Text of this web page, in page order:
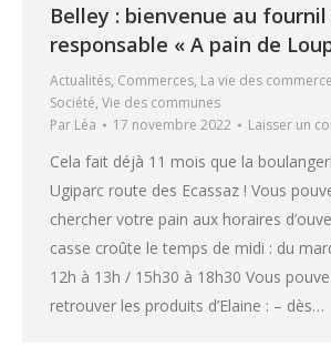
Belley : bienvenue au fournil
responsable « A pain de
Actualités, Commerces, La vie des
Société, Vie des communes
Par Léa 17 novembre 2022 Laisser un
Cela fait déjà 11 mois que la
Ugiparc route des Ecassaz ! Vous
chercher votre pain aux horaires
casse croûte le temps de midi : du
12h à 13h / 15h30 à 18h30 Vous
retrouver les produits d’Elaine : – dès…